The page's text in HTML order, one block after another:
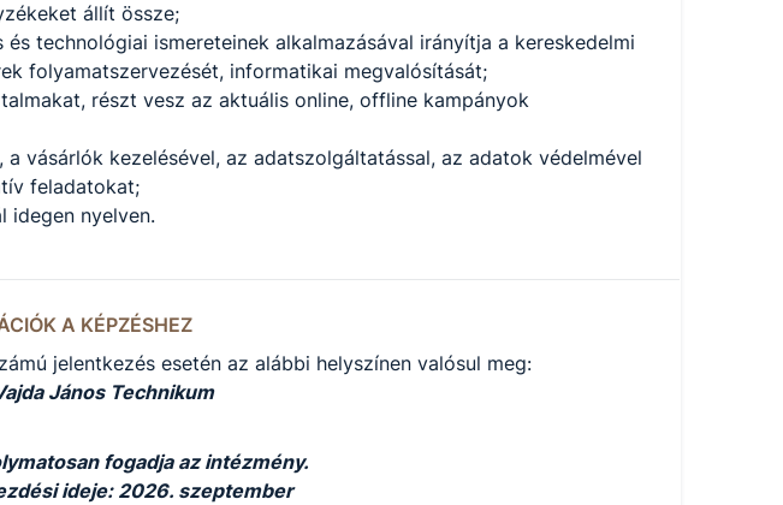
állít össze;
technológiai ismereteinek alkalmazásával irányítja a kereskedelmi
folyamatszervezését, informatikai megvalósítását;
részt vesz az aktuális online, offline kampányok
vásárlók kezelésével, az adatszolgáltatással, az adatok védelmével
feladatokat;
idegen nyelven.
A KÉPZÉSHEZ
jelentkezés esetén az alábbi helyszínen valósul meg:
János Technikum
fogadja az intézmény.
ideje: 2026. szeptember